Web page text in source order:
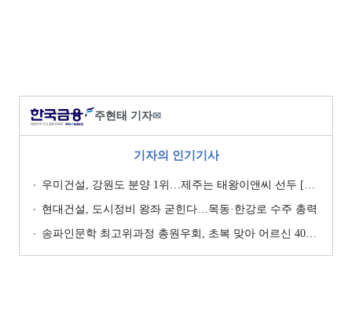
주현태 기자✉
기자의 인기기사
우미건설, 강원도 분양 1위…제주는 태왕이앤씨 선두 [이 지역 분양왕-강원·제주]
현대건설, 도시정비 왕좌 굳힌다…목동·한강로 수주 총력
송파인문학 최고위과정 총원우회, 초복 맞아 어르신 400명에 삼계탕 나눔